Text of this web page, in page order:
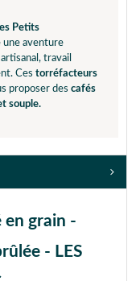
Petits
une aventure
travail
Ces torréfacteurs
proposer des cafés
souple.
en grain -
- LES